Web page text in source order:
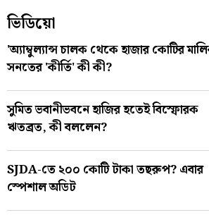
ভিডিয়ো
'অ্যাম্বুল্যান্স চালক থেকে হাজার কোটির
সনতের 'কীর্তি' কী কী?
সুমিত ভবানীভবনে হাজির হতেই বিস্ফোরক
ঋতব্রত, কী বললেন?
SJDA-তে ২০০ কোটি টাকা তছরুপ? এবার
স্পেশাল অডিট